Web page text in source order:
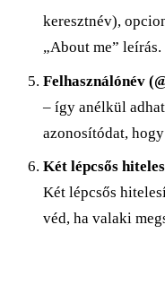
keresztnév),
„About me” leírás.
Felhasználónév
– így anélkül
azonosítódat,
Két lépcsős
Két lépcsős
véd, ha valaki